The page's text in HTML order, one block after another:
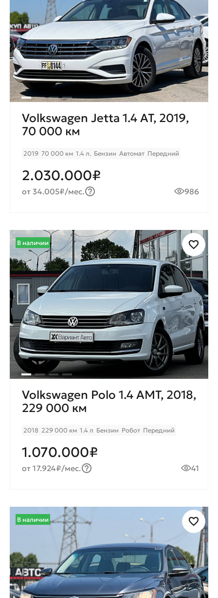
Volkswagen Jetta 1.4 AT, 2019,
70 000 км
2019 70 000 км 1.4 л. Бензин Автомат Передний
2.030.000₽
от 34.005₽/мес. 986
В наличии
Volkswagen Polo 1.4 AMT, 2018,
229 000 км
2018 229 000 км 1.4 л Бензин Робот Передний
1.070.000₽
от 17.924₽/мес. 41
В наличии